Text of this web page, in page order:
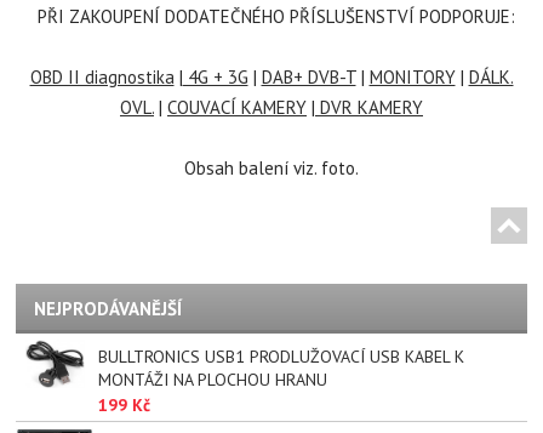
PŘI ZAKOUPENÍ DODATEČNÉHO PŘÍSLUŠENSTVÍ PODPORUJE:
OBD II diagnostika| 4G + 3G | DAB+ DVB-T| MONITORY| DÁLK.
OVL. | COUVACÍ KAMERY | DVR KAMERY
Obsah balení viz. foto.
NEJPRODÁVANĚJŠÍ
BULLTRONICS USB1 PRODLUŽOVACÍ USB KABEL K
MONTÁŽI NA PLOCHOU HRANU
199 Kč